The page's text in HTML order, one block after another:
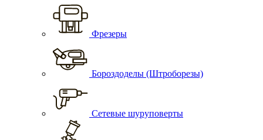
Фрезеры
Бороздоделы (Штроборезы)
Сетевые шуруповерты